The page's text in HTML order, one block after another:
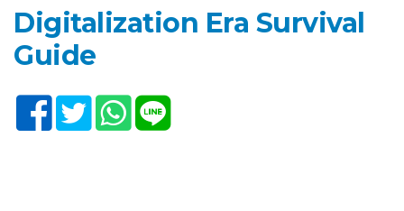
Digitalization Era Survival
Guide